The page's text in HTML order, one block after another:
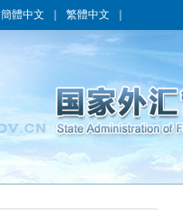
簡體中文 繁體中文